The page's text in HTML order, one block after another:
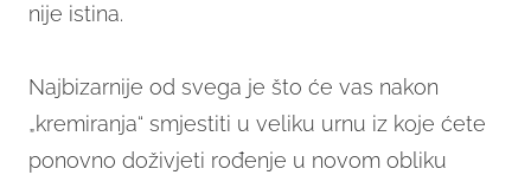
nije istina.
Najbizarnije od svega je što će vas nakon
„kremiranja“ smjestiti u veliku urnu iz koje ćete
ponovno doživjeti rođenje u novom obliku